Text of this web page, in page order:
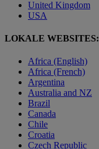
United Kingdom
USA
LOKALE WEBSITES:
Africa (English)
Africa (French)
Argentina
Australia and NZ
Brazil
Canada
Chile
Croatia
Czech Republic